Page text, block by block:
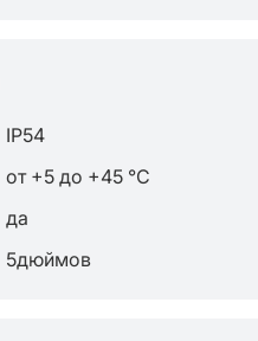
IP54
от +5 до +45 °C
да
5дюймов